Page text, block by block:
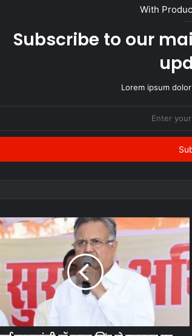
With
Subscribe to our
Lorem ipsum